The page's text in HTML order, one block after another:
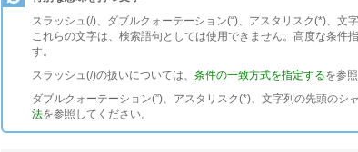
スラッシュ(/)、ダブルクォーテーション(“)、アスタリスク(*)、文
これらの文字は、検索語句としては使用できません。高度な条件
す。
スラッシュ(/)の扱いについては、 条件の一致方式を指定するを参
ダブルクォーテーション(”)、アスタリスク(*)、文字列の先頭のシ
法を参照してください。